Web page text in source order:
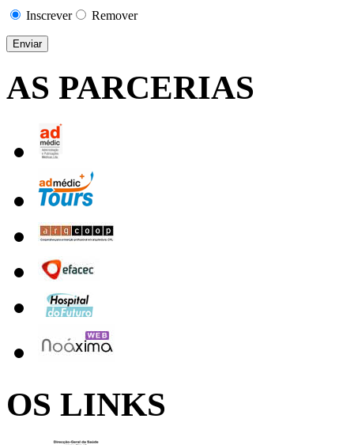
Inscrever Remover
AS PARCERIAS
OS LINKS